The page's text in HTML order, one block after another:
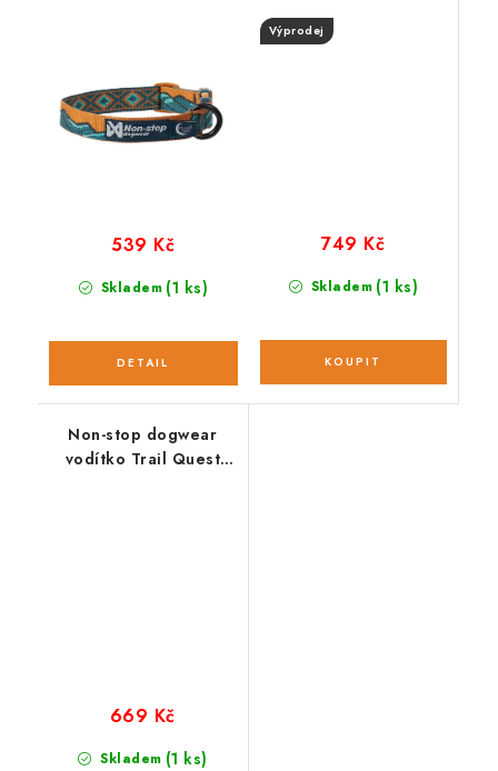
Skladem (1 ks)
539 Kč
Výprodej
Skladem (1 ks)
749 Kč
Non-stop dogwear
vodítko Trail Quest
Skladem (1 ks)
669 Kč